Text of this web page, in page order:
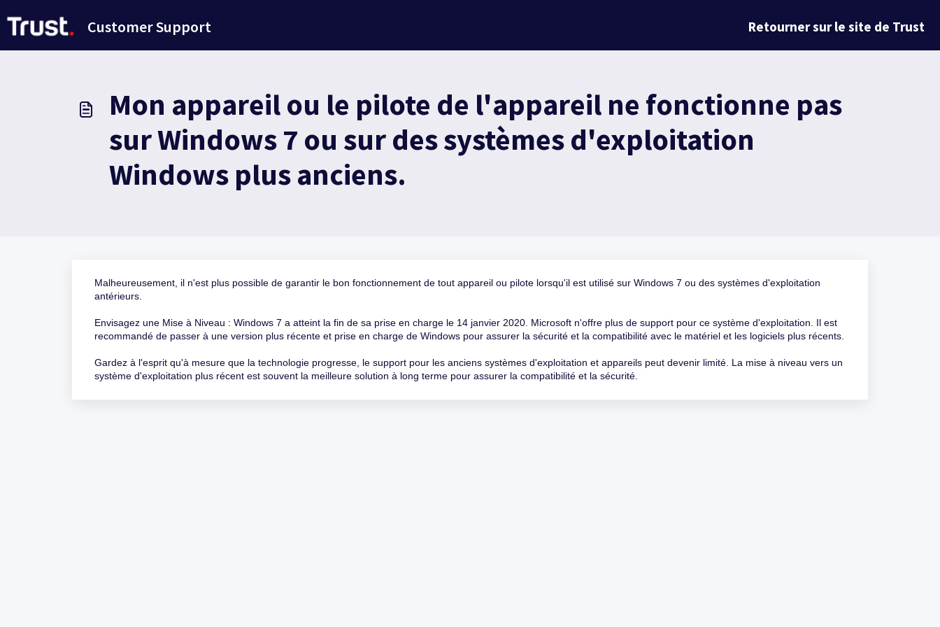
Customer Support Retourner sur le site de Trust
Mon appareil ou le pilote de l'appareil ne fonctionne pas
sur Windows 7 ou sur des systèmes d'exploitation
Windows plus anciens.
Malheureusement, il n'est plus possible de garantir le bon fonctionnement de tout appareil ou pilote lorsqu'il est utilisé sur Windows 7 ou des systèmes d'exploitation
antérieurs.
Envisagez une Mise à Niveau : Windows 7 a atteint la fin de sa prise en charge le 14 janvier 2020. Microsoft n'offre plus de support pour ce système d'exploitation. Il est
recommandé de passer à une version plus récente et prise en charge de Windows pour assurer la sécurité et la compatibilité avec le matériel et les logiciels plus récents.
Gardez à l'esprit qu'à mesure que la technologie progresse, le support pour les anciens systèmes d'exploitation et appareils peut devenir limité. La mise à niveau vers un
système d'exploitation plus récent est souvent la meilleure solution à long terme pour assurer la compatibilité et la sécurité.